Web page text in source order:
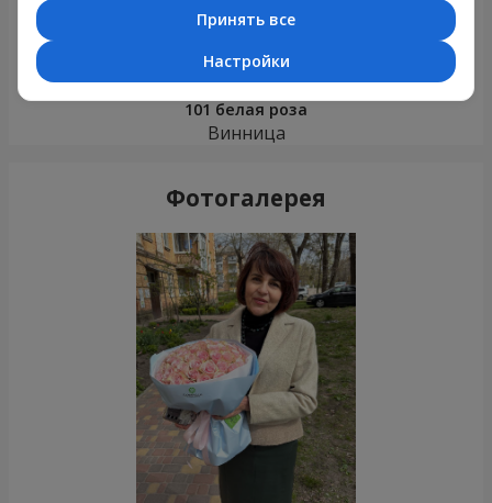
101 белая роза
Винница
Фотогалерея
Принять все
Настройки